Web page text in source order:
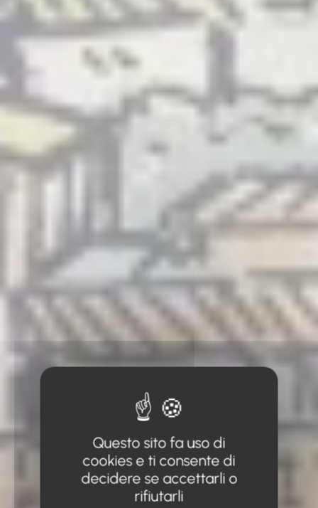
Questo sito fa uso di
cookies e ti consente di
decidere se accettarli o
rifiutarli